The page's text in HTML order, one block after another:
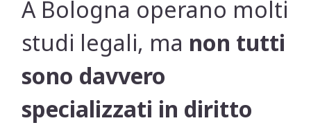
A Bologna operano molti
studi legali, ma non tutti
sono davvero
specializzati in diritto